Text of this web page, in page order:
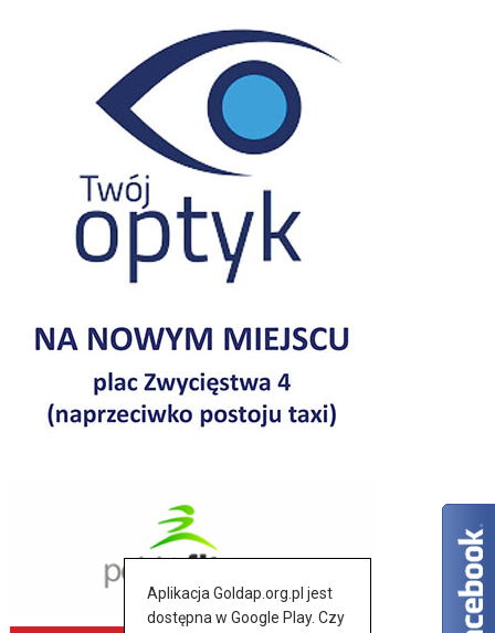
Aplikacja Goldap.org.pl jest
dostępna w Google Play. Czy